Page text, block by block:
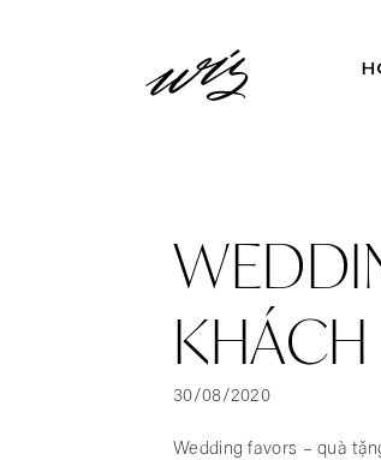
30/08/2020
Wedding favors – quà